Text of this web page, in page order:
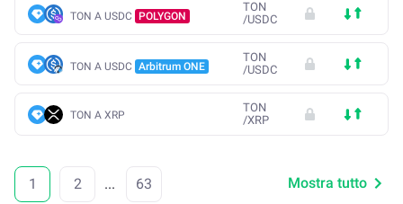
TON A USDC POLYGON
TON
/USDC
TON A USDC Arbitrum ONE
TON
/USDC
TON A XRP
TON
/XRP
1 2 ... 63 Mostra tutto